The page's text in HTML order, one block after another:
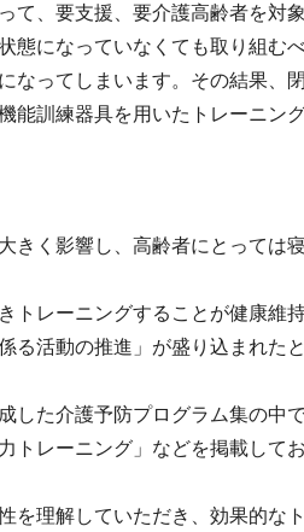
て、要支援、要介護高齢者を対
になっていなくても取り組む
なってしまいます。その結果、
能訓練器具を用いたトレーニン
きく影響し、高齢者にとっては
レーニングすることが健康維
る活動の推進」が盛り込まれた
た介護予防プログラム集の中
トレーニング」などを掲載して
を理解していただき、効果的な